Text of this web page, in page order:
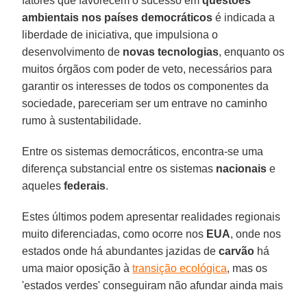
ambientais nos países democráticos é indicada a
liberdade de iniciativa, que impulsiona o
desenvolvimento de novas tecnologias, enquanto os
muitos órgãos com poder de veto, necessários para
garantir os interesses de todos os componentes da
sociedade, pareceriam ser um entrave no caminho
rumo à sustentabilidade.
Entre os sistemas democráticos, encontra-se uma
diferença substancial entre os sistemas nacionais e
aquelesfederais.
Estes últimos podem apresentar realidades regionais
muito diferenciadas, como ocorre nos EUA, onde nos
estados onde há abundantes jazidas decarvão há
uma maior oposição àtransição ecológica, mas os
'estados verdes' conseguiram não afundar ainda mais